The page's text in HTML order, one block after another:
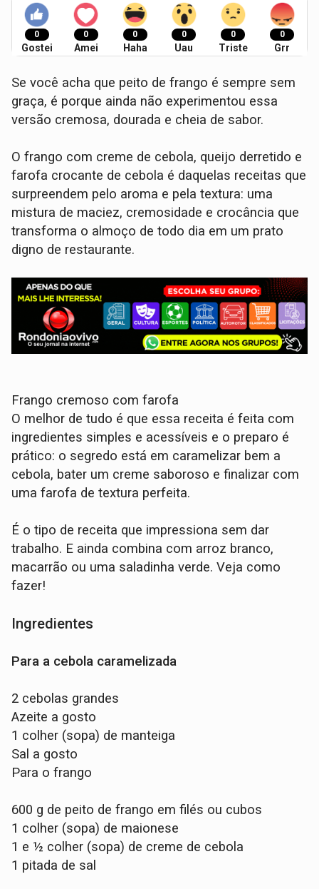
0
Gostei
0
Amei
0
Haha
0
Uau
0
Triste
0
Grr
Se você acha que peito de frango é sempre sem
graça, é porque ainda não experimentou essa
versão cremosa, dourada e cheia de sabor.
O frango com creme de cebola, queijo derretido e
farofa crocante de cebola é daquelas receitas que
surpreendem pelo aroma e pela textura: uma
mistura de maciez, cremosidade e crocância que
transforma o almoço de todo dia em um prato
digno de restaurante.
Frango cremoso com farofa
O melhor de tudo é que essa receita é feita com
ingredientes simples e acessíveis e o preparo é
prático: o segredo está em caramelizar bem a
cebola, bater um creme saboroso e finalizar com
uma farofa de textura perfeita.
É o tipo de receita que impressiona sem dar
trabalho. E ainda combina com arroz branco,
macarrão ou uma saladinha verde. Veja como
fazer!
Ingredientes
Para a cebola caramelizada
2 cebolas grandes
Azeite a gosto
1 colher (sopa) de manteiga
Sal a gosto
Para o frango
600 g de peito de frango em filés ou cubos
1 colher (sopa) de maionese
1 e ½ colher (sopa) de creme de cebola
1 pitada de sal